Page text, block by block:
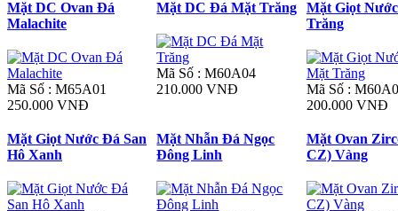
Mặt DC Ovan Đá
Malachite
Mã Số : M65A01
250.000 VNĐ
Mặt DC Đá Mặt Trăng
Mã Số : M60A04
210.000 VNĐ
Mặt Giọt
Trăng
Mã Số :
200.000 VNĐ
Mặt Giọt Nước Đá San
Hô Xanh
Mặt Nhẫn Đá Ngọc
Đông Linh
Mặt Ovan
CZ) Vàng